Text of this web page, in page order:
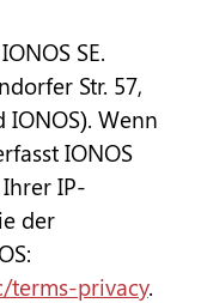
SE.
Str. 57,
Wenn
IONOS
IP-
der
terms-privacy.